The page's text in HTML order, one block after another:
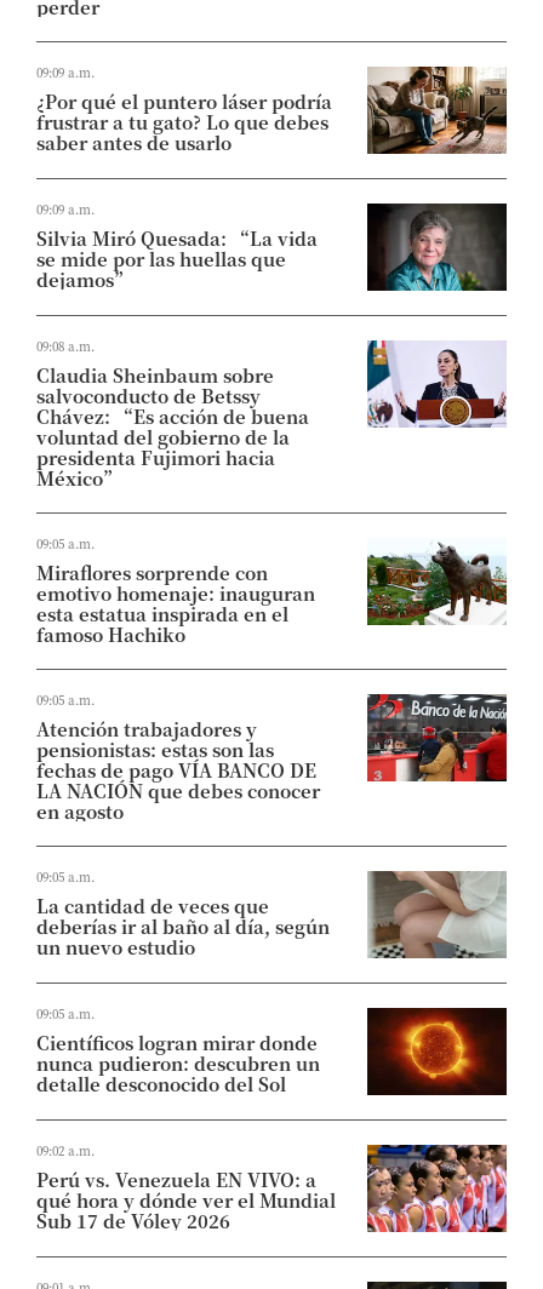
perder
09:09 a.m.
¿Por qué el puntero láser podría
frustrar a tu gato? Lo que debes
saber antes de usarlo
09:09 a.m.
Silvia Miró Quesada: “La vida
se mide por las huellas que
dejamos”
09:08 a.m.
Claudia Sheinbaum sobre
salvoconducto de Betssy
Chávez: “Es acción de buena
voluntad del gobierno de la
presidenta Fujimori hacia
México”
09:05 a.m.
Miraflores sorprende con
emotivo homenaje: inauguran
esta estatua inspirada en el
famoso Hachiko
09:05 a.m.
Atención trabajadores y
pensionistas: estas son las
fechas de pago VÍA BANCO DE
LA NACIÓN que debes conocer
en agosto
09:05 a.m.
La cantidad de veces que
deberías ir al baño al día, según
un nuevo estudio
09:05 a.m.
Científicos logran mirar donde
nunca pudieron: descubren un
detalle desconocido del Sol
09:02 a.m.
Perú vs. Venezuela EN VIVO: a
qué hora y dónde ver el Mundial
Sub 17 de Vóley 2026